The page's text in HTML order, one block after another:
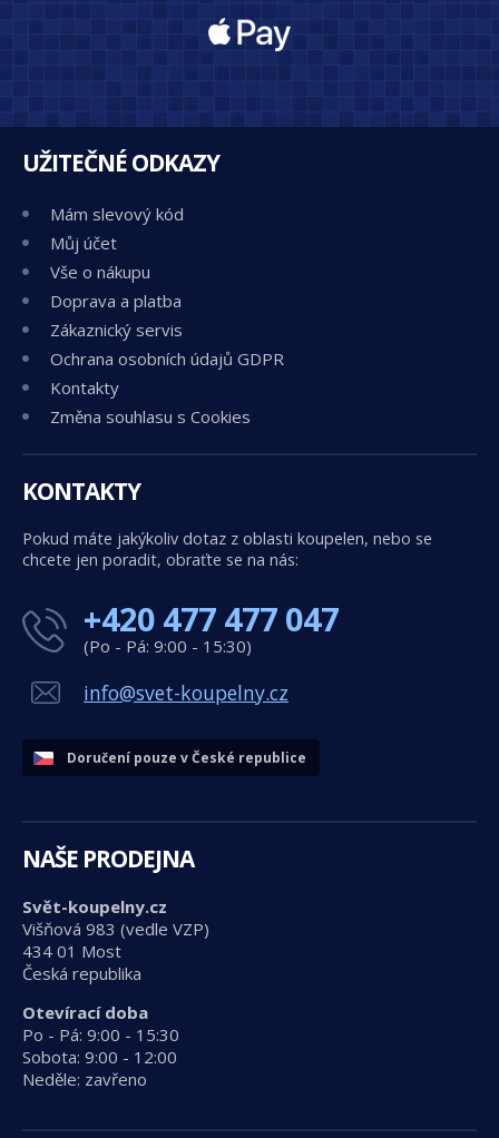
UŽITEČNÉ ODKAZY
Mám slevový kód
Můj účet
Vše o nákupu
Doprava a platba
Zákaznický servis
Ochrana osobních údajů GDPR
Kontakty
Změna souhlasu s Cookies
KONTAKTY
Pokud máte jakýkoliv dotaz z oblasti koupelen, nebo se
chcete jen poradit, obraťte se na nás:
+420 477 477 047
(Po - Pá: 9:00 - 15:30)
info@svet-koupelny.cz
Doručení pouze v České republice
NAŠE PRODEJNA
Svět-koupelny.cz
Višňová 983 (vedle VZP)
434 01 Most
Česká republika
Otevírací doba
Po - Pá: 9:00 - 15:30
Sobota: 9:00 - 12:00
Neděle: zavřeno